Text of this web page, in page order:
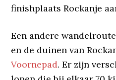
finishplaats Rockanje
Een andere
en de duinen van
Voornepad. Er zijn